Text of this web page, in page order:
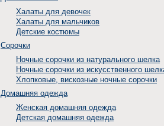
Халаты для девочек
Халаты для мальчиков
Детские костюмы
Сорочки
Ночные сорочки из натурального шелка
Ночные сорочки из искусственного
Хлопковые, вискозные ночные сорочки
Домашняя одежда
Женская домашняя одежда
Детская домашняя одежда